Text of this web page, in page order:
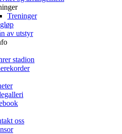
Treninger
av utstyr
stadion
oss